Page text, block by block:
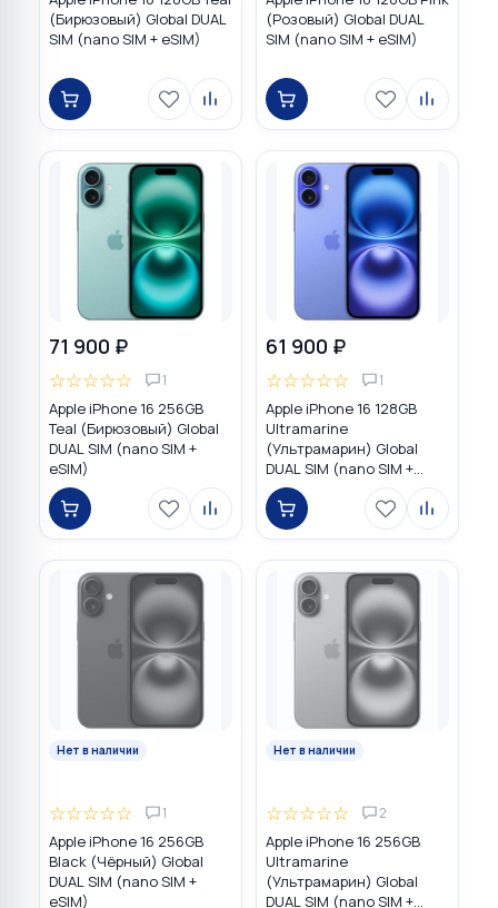
(Бирюзовый) Global DUAL
SIM (nano SIM + eSIM)
(Розовый) Global DUAL
SIM (nano SIM + eSIM)
71 900 ₽
☆☆☆☆☆ 1
Apple iPhone 16 256GB
Teal (Бирюзовый) Global
DUAL SIM (nano SIM +
eSIM)
61 900 ₽
☆☆☆☆☆ 1
Apple iPhone 16 128GB
Ultramarine
(Ультрамарин) Global
DUAL SIM (nano SIM +
eSIM)
Нет в наличии
☆☆☆☆☆ 1
Apple iPhone 16 256GB
Black (Чёрный) Global
DUAL SIM (nano SIM +
eSIM)
Нет в наличии
☆☆☆☆☆ 2
Apple iPhone 16 256GB
Ultramarine
(Ультрамарин) Global
DUAL SIM (nano SIM +